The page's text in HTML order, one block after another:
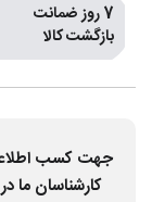
7 روز ضمانت
بازگشت کالا
جهت کسب
کارشناسان ما